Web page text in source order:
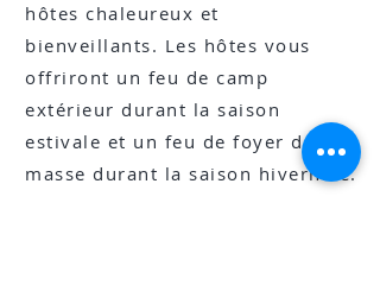
hôtes chaleureux et
bienveillants. Les hôtes vous
offriront un feu de camp
extérieur durant la saison
estivale et un feu de foyer de
masse durant la saison hivernale.